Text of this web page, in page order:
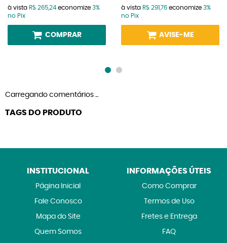
à vista R$ 265,24economize 3%
no Pix
COMPRAR
à vista R$ 291,76 economize 3%
no Pix
AVISE-ME
Carregando comentários ...
TAGS DO PRODUTO
INSTITUCIONAL
Página Inicial
Fale Conosco
Mapa do Site
Quem Somos
INFORMAÇÕES ÚTEIS
Como Comprar
Termos de Uso
Fretes e Entrega
FAQ